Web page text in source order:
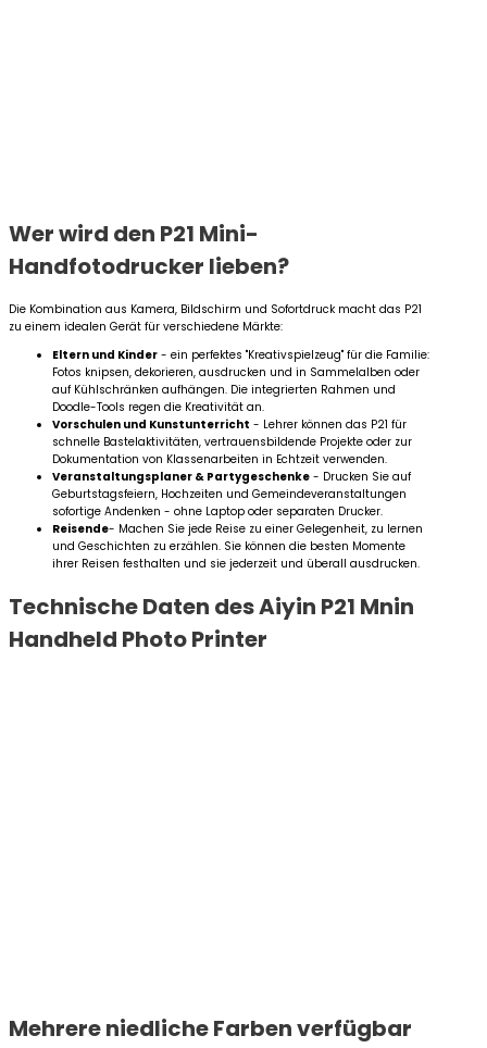
Wer wird den P21 Mini-
Handfotodrucker lieben?
Die Kombination aus Kamera, Bildschirm und Sofortdruck macht das P21
zu einem idealen Gerät für verschiedene Märkte:
Eltern und Kinder - ein perfektes "Kreativspielzeug" für die Familie:
Fotos knipsen, dekorieren, ausdrucken und in Sammelalben oder
auf Kühlschränken aufhängen. Die integrierten Rahmen und
Doodle-Tools regen die Kreativität an.
Vorschulen und Kunstunterricht - Lehrer können das P21 für
schnelle Bastelaktivitäten, vertrauensbildende Projekte oder zur
Dokumentation von Klassenarbeiten in Echtzeit verwenden.
Veranstaltungsplaner & Partygeschenke - Drucken Sie auf
Geburtstagsfeiern, Hochzeiten und Gemeindeveranstaltungen
sofortige Andenken - ohne Laptop oder separaten Drucker.
Reisende- Machen Sie jede Reise zu einer Gelegenheit, zu lernen
und Geschichten zu erzählen. Sie können die besten Momente
ihrer Reisen festhalten und sie jederzeit und überall ausdrucken.
Technische Daten des Aiyin P21 Mnin
Handheld Photo Printer
Mehrere niedliche Farben verfügbar